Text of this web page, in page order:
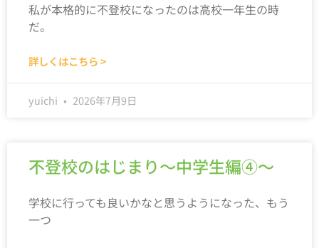
私が本格的に不登校になったのは高校一年生の時
だ。
詳しくはこちら >
yuichi 2026年7月9日
不登校のはじまり～中学生編④～
学校に行っても良いかなと思うようになった、もう
一つ